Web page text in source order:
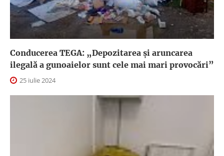
Conducerea TEGA: „Depozitarea și aruncarea
ilegală a gunoaielor sunt cele mai mari provocări”
25 iulie 2024